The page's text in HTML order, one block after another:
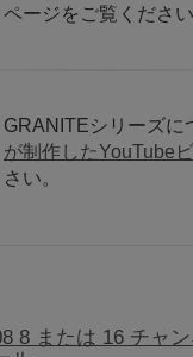
ページをご覧ください
GRANITEシリーズに
が制作したYouTube
さい。
8 または 16 チャ